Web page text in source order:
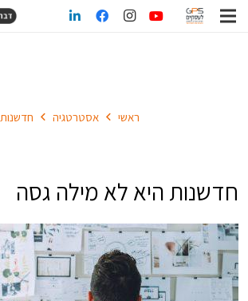
ראשי אסטרטגיה חדשנות
חדשנות היא לא מילה גסה